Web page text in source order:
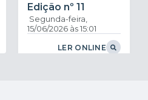
Edição nº 11
Segunda-feira
15/06/2026
15:01
LER ONLINE